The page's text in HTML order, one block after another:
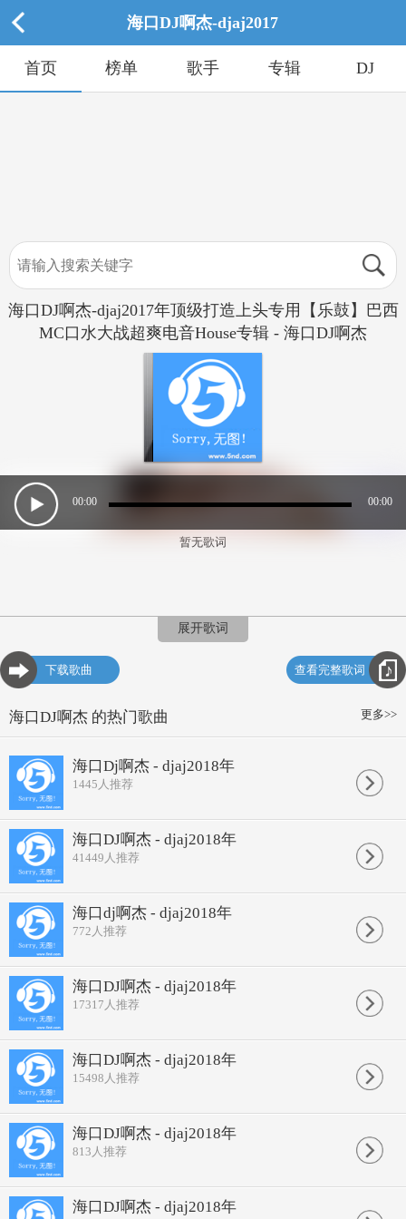
海口DJ啊杰-djaj2017
首页 榜单 歌手 专辑 DJ
海口DJ啊杰-djaj2017年顶级打造上头专用【乐鼓】巴西
MC口水大战超爽电音House专辑 - 海口DJ啊杰
00:00 00:00
暂无歌词
展开歌词
下载歌曲 查看完整歌词
更多>>
海口DJ啊杰 的热门歌曲
海口Dj啊杰 - djaj2018年
1445 人推荐
海口DJ啊杰 - djaj2018年
41449 人推荐
海口dj啊杰 - djaj2018年
772 人推荐
海口DJ啊杰 - djaj2018年
17317 人推荐
海口DJ啊杰 - djaj2018年
15498 人推荐
海口DJ啊杰 - djaj2018年
813 人推荐
海口DJ啊杰 - djaj2018年